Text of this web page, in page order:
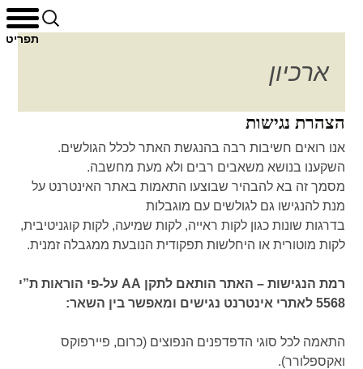
חיפוש:
ארכיון
הצהרת נגישות
אנו רואים חשיבות רבה בהנגשת האתר לכלל הגולשים.
השקענו בנושא משאבים רבים ולא מעת מחשבה.
מסמך זה בא להבהיר שבוצעו התאמות באתר האינטרנט על
מנת להנגישו גם לגולשים עם מוגבלות
בדרגות שונות כגון לקות ראייה, לקות שמיעה, לקות קוגניטיבית,
לקות מוטורית או היחלשות תפקודית הנובעת ממגבלה זמנית.
רמת הנגישות – האתר הותאם לתקן AA על-פי הוראות ת”י
5568 לאתרי אינטרנט נגישים ומאפשר בין השאר:
התאמה לכל סוגי הדפדפנים הנפוצים (כרום, פיירפוקס
ואקספלורר).
תפריט